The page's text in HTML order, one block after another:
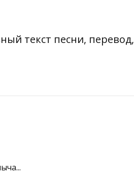
текст песни, перевод,